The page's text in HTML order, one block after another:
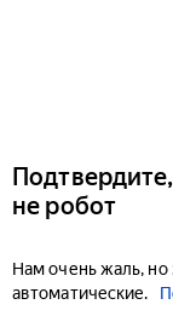
не робот
Нам очень жаль, но
автоматические.